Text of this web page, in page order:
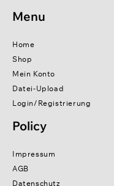
Menu
Home
Shop
Mein Konto
Datei-Upload
Login/Registrierung
Policy
Impressum
AGB
Datenschutz